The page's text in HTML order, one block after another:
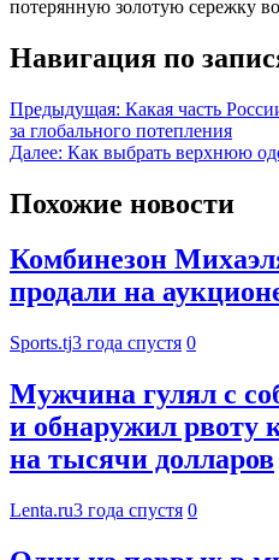
потерянную золотую сережку
Навигация по
Предыдущая: Какая часть
за глобального потепления
Далее: Как выбрать верхнюю
Похожие новости
Комбинезон
продали на
Sports.tj3 года спустя 0
Мужчина гулял с
и обнаружил рвоту
на тысячи долларов
Lenta.ru3 года спустя 0